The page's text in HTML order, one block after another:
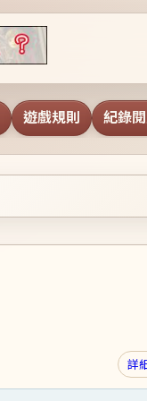
遊戲規則 紀錄
詳